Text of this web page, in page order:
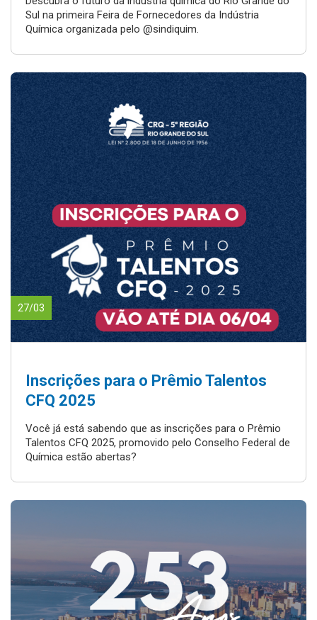
Sul na primeira Feira de Fornecedores da Indústria
Química organizada pelo @sindiquim.
27/03
Inscrições para o Prêmio Talentos
CFQ 2025
Você já está sabendo que as inscrições para o Prêmio
Talentos CFQ 2025, promovido pelo Conselho Federal de
Química estão abertas?